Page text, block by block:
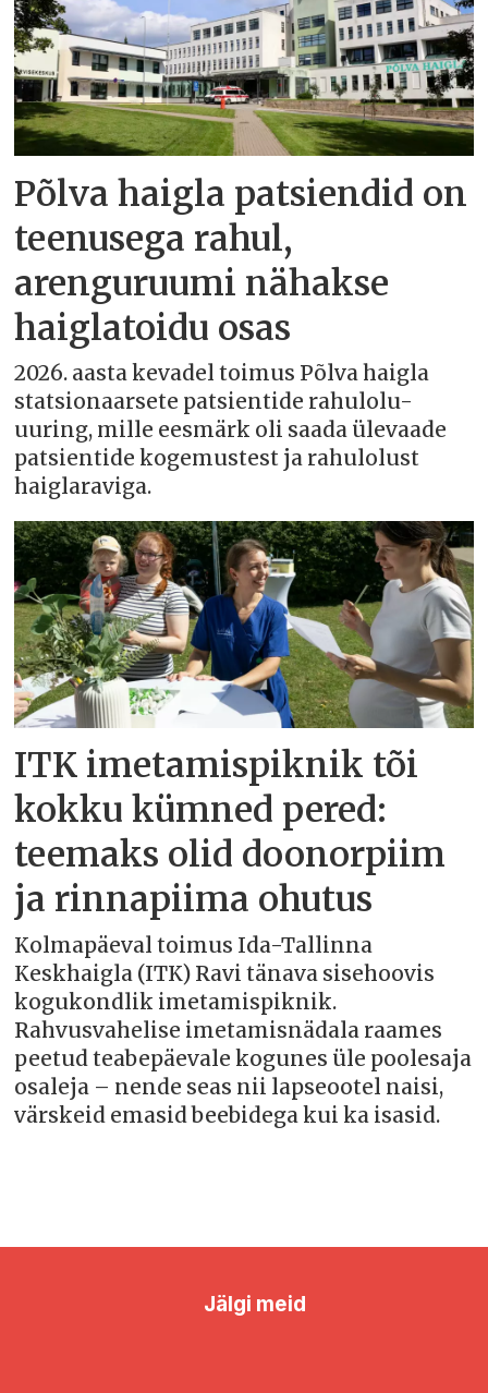
Põlva haigla patsiendid on
teenusega rahul,
arenguruumi nähakse
haiglatoidu osas
2026. aasta kevadel toimus Põlva haigla
statsionaarsete patsientide rahulolu-
uuring, mille eesmärk oli saada ülevaade
patsientide kogemustest ja rahulolust
haiglaraviga.
ITK imetamispiknik tõi
kokku kümned pered:
teemaks olid doonorpiim
ja rinnapiima ohutus
Kolmapäeval toimus Ida-Tallinna
Keskhaigla (ITK) Ravi tänava sisehoovis
kogukondlik imetamispiknik.
Rahvusvahelise imetamisnädala raames
peetud teabepäevale kogunes üle poolesaja
osaleja – nende seas nii lapseootel naisi,
värskeid emasid beebidega kui ka isasid.
Jälgi meid